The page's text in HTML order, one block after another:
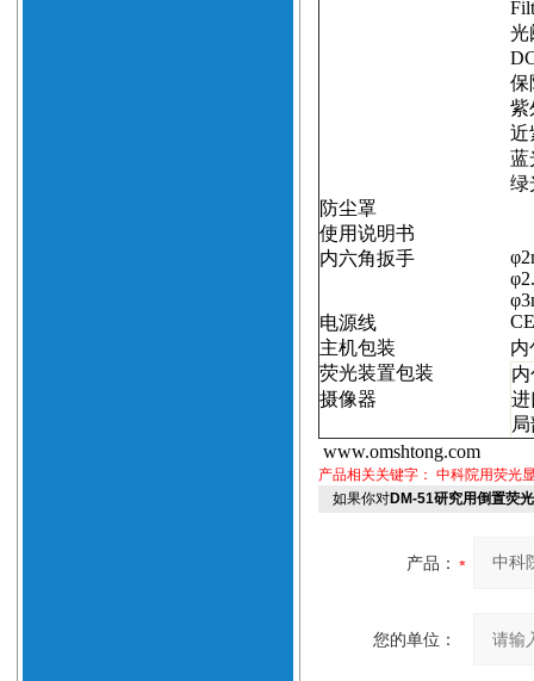
光
保
紫
近
蓝
绿
防尘罩
使用说明书
内六角扳手
φ
φ
φ
电源线
主机包装
内
荧光装置包装
摄像器
进
www.omshtong.com
产品相关关键字： 中科院用荧光
如果你对DM-51研究用倒置荧
产品：
您的单位：